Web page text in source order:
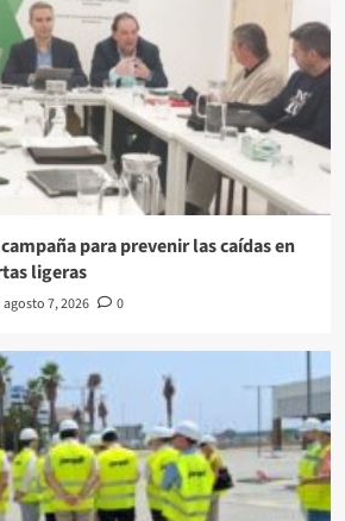
para prevenir las caídas en
ligeras
agosto 7, 2026 0